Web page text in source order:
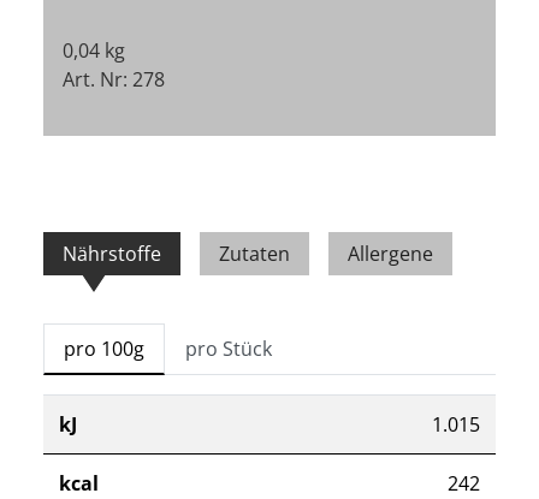
0,04 kg
Art. Nr: 278
Nährstoffe Zutaten Allergene
pro 100g pro Stück
kJ 1.015
kcal 242